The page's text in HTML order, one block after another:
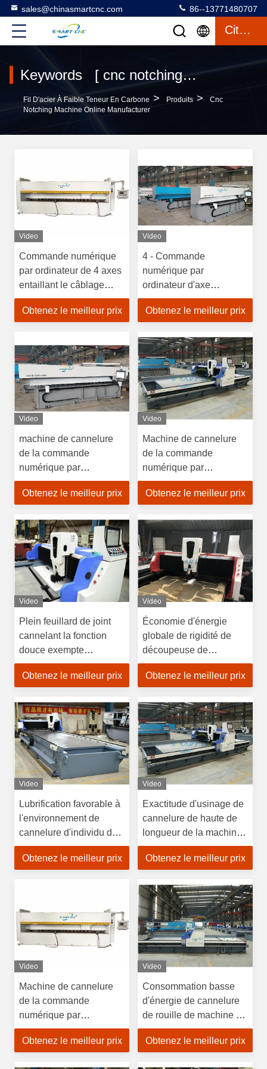
sales@chinasmartcnc.com 86--13771480707
Citation
Keywords [ cnc notching machine ] Match 42 produits
Fil D'acier À Faible Teneur En Carbone > Produits >
Cnc
Notching Machine Online Manufacturer
Video
Commande numérique
par ordinateur de 4 axes
entaillant le câblage
facile de machine pour
le panneau composé en
Obtenez le meilleur prix
Video
4 - Commande
numérique par
ordinateur d'axe
entaillant le câblage
facile de machine pour
aluminium
Obtenez le meilleur prix
Video
machine de cannelure
de la commande
numérique par
ordinateur V de
1500×4000mm, machine
blanche
Obtenez le meilleur prix
Video
Machine de cannelure
de la commande
numérique par
ordinateur V d'acier
inoxydable, machine de
3200mm
Obtenez le meilleur prix
Video
Plein feuillard de joint
cannelant la fonction
douce exempte
d'entretien de machine
Obtenez le meilleur prix
Video
Économie d'énergie
globale de rigidité de
découpeuse de
cannelure de la
commande numérique
vitesse élevée bonne
Obtenez le meilleur prix
Video
Lubrification favorable à
l'environnement de
cannelure d'individu de
machine de la
commande numérique
Obtenez le meilleur prix
Video
Exactitude d'usinage de
cannelure de haute de
longueur de la machine
6000mm de la tôle V
horizontal
Obtenez le meilleur prix
Video
Machine de cannelure
de la commande
numérique par
ordinateur V de haute
résistance avec le plat
Obtenez le meilleur prix
Video
Consommation basse
d'énergie de cannelure
de rouille de machine de
l'automobile V horizontal
anti
Obtenez le meilleur prix